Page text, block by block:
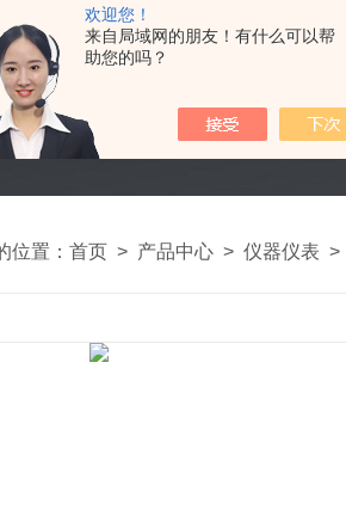
欢迎您！
来自局域网的朋友！有什么可以帮
助您的吗？
位置： 首页 > 产品中心 > 仪器仪表 >